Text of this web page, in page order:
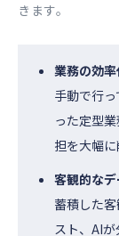
きます。
業務の効
手動で行
った定型
担を大幅に
客観的な
蓄積した
スト、AI